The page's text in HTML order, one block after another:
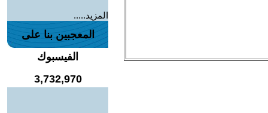
المزيد.....
المعجبين بنا على
الفيسبوك
3,732,970